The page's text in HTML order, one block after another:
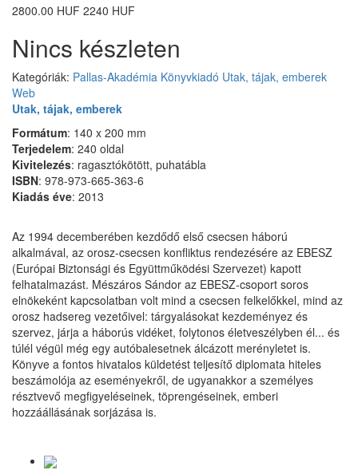
2800.00 HUF 2240 HUF
Nincs készleten
Kategóriák: Pallas-Akadémia Könyvkiadó Utak, tájak, emberek
Web
Utak, tájak, emberek
Formátum: 140 x 200 mm
Terjedelem: 240 oldal
Kivitelezés: ragasztókötött, puhatábla
ISBN: 978-973-665-363-6
Kiadás éve: 2013
Az 1994 decemberében kezdődő első csecsen háború
alkalmával, az orosz-csecsen konfliktus rendezésére az EBESZ
(Európai Biztonsági és Együttműködési Szervezet) kapott
felhatalmazást. Mészáros Sándor az EBESZ-csoport soros
elnökeként kapcsolatban volt mind a csecsen felkelőkkel, mind az
orosz hadsereg vezetőivel: tárgyalásokat kezdeményez és
szervez, járja a háborús vidéket, folytonos életveszélyben él... és
túlél végül még egy autóbalesetnek álcázott merényletet is.
Könyve a fontos hivatalos küldetést teljesítő diplomata hiteles
beszámolója az eseményekről, de ugyanakkor a személyes
résztvevő megfigyeléseinek, töprengéseinek, emberi
hozzáállásának sorjázása is.